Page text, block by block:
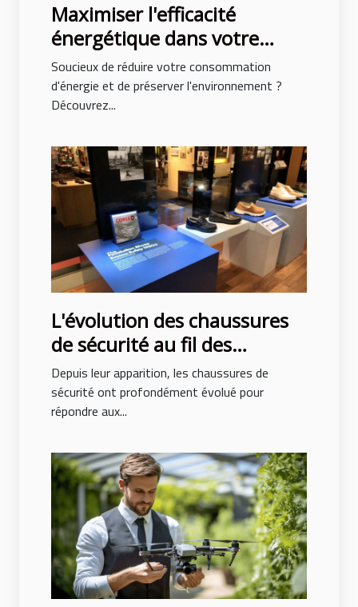
Maximiser l'efficacité
énergétique dans votre
habitat : conseils pratiques
Soucieux de réduire votre consommation
d'énergie et de préserver l'environnement ?
Découvrez...
L'évolution des chaussures
de sécurité au fil des
décennies
Depuis leur apparition, les chaussures de
sécurité ont profondément évolué pour
répondre aux...